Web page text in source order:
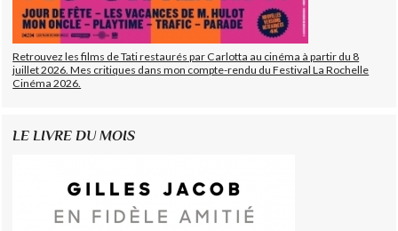
Retrouvez les films de Tati restaurés par Carlotta au cinéma à partir du 8
juillet 2026. Mes critiques dans mon compte-rendu du Festival La Rochelle
Cinéma 2026.
LE LIVRE DU MOIS